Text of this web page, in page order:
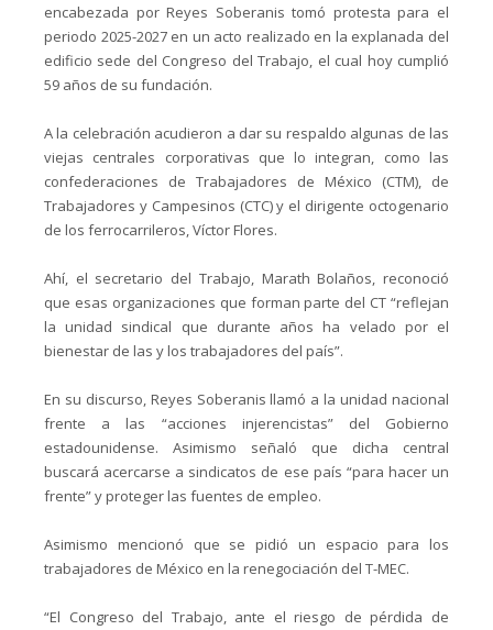
encabezada por Reyes Soberanis tomó protesta para el
periodo 2025-2027 en un acto realizado en la explanada del
edificio sede del Congreso del Trabajo, el cual hoy cumplió
59 años de su fundación.
A la celebración acudieron a dar su respaldo algunas de las
viejas centrales corporativas que lo integran, como las
confederaciones de Trabajadores de México (CTM), de
Trabajadores y Campesinos (CTC) y el dirigente octogenario
de los ferrocarrileros, Víctor Flores.
Ahí, el secretario del Trabajo, Marath Bolaños, reconoció
que esas organizaciones que forman parte del CT “reflejan
la unidad sindical que durante años ha velado por el
bienestar de las y los trabajadores del país”.
En su discurso, Reyes Soberanis llamó a la unidad nacional
frente a las “acciones injerencistas” del Gobierno
estadounidense. Asimismo señaló que dicha central
buscará acercarse a sindicatos de ese país “para hacer un
frente” y proteger las fuentes de empleo.
Asimismo mencionó que se pidió un espacio para los
trabajadores de México en la renegociación del T-MEC.
“El Congreso del Trabajo, ante el riesgo de pérdida de